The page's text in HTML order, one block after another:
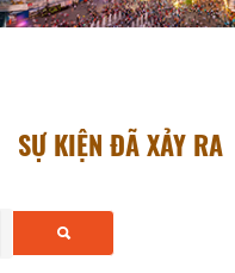
SỰ KIỆN ĐÃ XẢY RA